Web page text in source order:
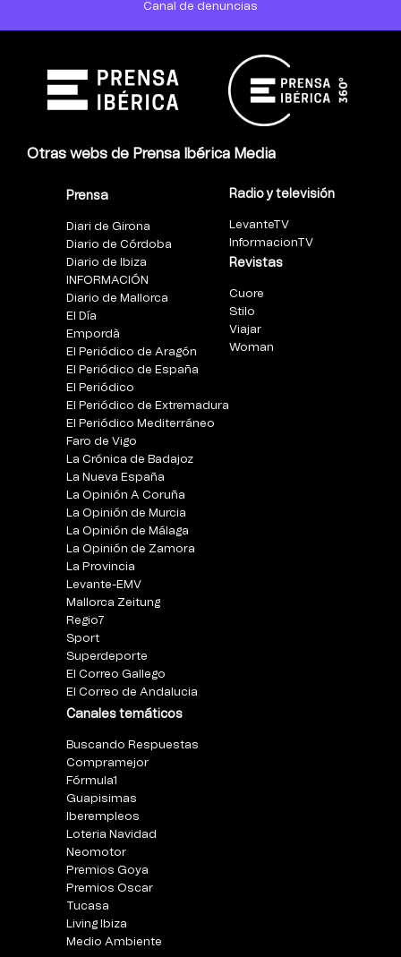
Canal de denuncias
Otras webs de Prensa Ibérica Media
Prensa
Diari de Girona
Diario de Córdoba
Diario de Ibiza
INFORMACIÓN
Diario de Mallorca
El Día
Empordà
El Periódico de Aragón
El Periódico de España
El Periódico
El Periódico de Extremadura
El Periódico Mediterráneo
Faro de Vigo
La Crónica de Badajoz
La Nueva España
La Opinión A Coruña
La Opinión de Murcia
La Opinión de Málaga
La Opinión de Zamora
La Provincia
Levante-EMV
Mallorca Zeitung
Regio7
Sport
Superdeporte
El Correo Gallego
El Correo de Andalucia
Canales temáticos
Buscando Respuestas
Compramejor
Fórmula1
Guapisimas
Iberempleos
Loteria Navidad
Neomotor
Premios Goya
Premios Oscar
Tucasa
Living Ibiza
Medio Ambiente
Radio y televisión
LevanteTV
InformacionTV
Revistas
Cuore
Stilo
Viajar
Woman